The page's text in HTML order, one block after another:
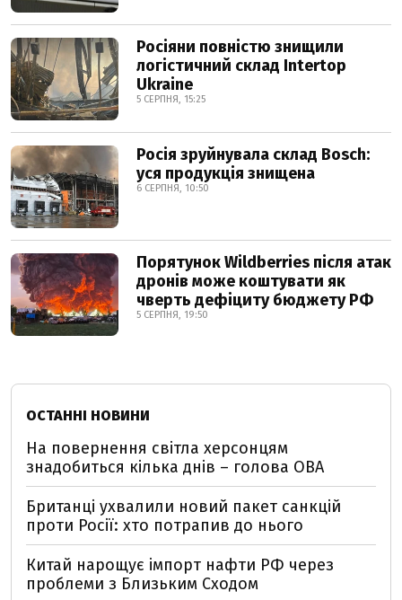
Росіяни повністю знищили
логістичний склад Intertop
Ukraine
5 СЕРПНЯ, 15:25
Росія зруйнувала склад Bosch:
уся продукція знищена
6 СЕРПНЯ, 10:50
Порятунок Wildberries після атак
дронів може коштувати як
чверть дефіциту бюджету РФ
5 СЕРПНЯ, 19:50
ОСТАННІ НОВИНИ
На повернення світла херсонцям
знадобиться кілька днів – голова ОВА
Британці ухвалили новий пакет санкцій
проти Росії: хто потрапив до нього
Китай нарощує імпорт нафти РФ через
проблеми з Близьким Сходом